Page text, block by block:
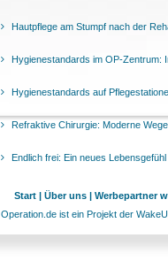
Hautpflege am Stumpf nach der
Hygienestandards im OP-Zentrum:
Hygienestandards auf
Refraktive Chirurgie: Moderne
Endlich frei: Ein neues
Start | Über uns | Werbepartner
Operation.de ist ein Projekt der